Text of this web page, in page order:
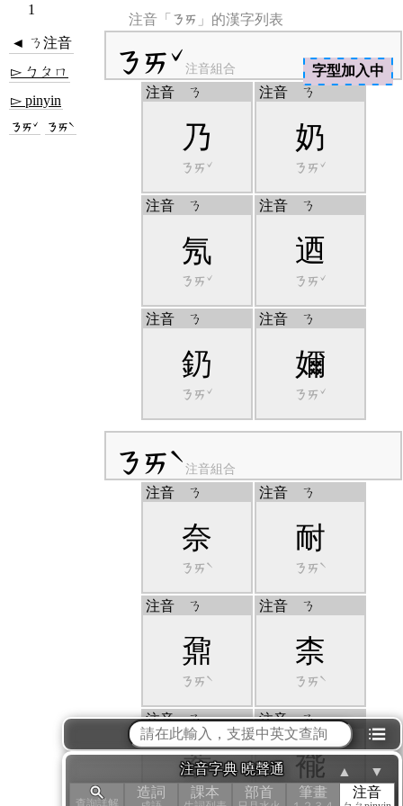
注音「 ㄋㄞ 」的漢字列表
◄ ㄋ注音
▻ ㄅㄆㄇ
▻ pinyin
ㄋㄞˇ
ㄋㄞˋ
ㄋㄞˇ注音組合
注音 ㄋ
乃
ㄋㄞˇ
注音 ㄋ
奶
ㄋㄞˇ
注音 ㄋ
氖
ㄋㄞˇ
注音 ㄋ
迺
ㄋㄞˇ
注音 ㄋ
釢
ㄋㄞˇ
注音 ㄋ
嬭
ㄋㄞˇ
ㄋㄞˋ注音組合
注音 ㄋ
奈
ㄋㄞˋ
注音 ㄋ
耐
ㄋㄞˋ
注音 ㄋ
鼐
ㄋㄞˋ
注音 ㄋ
柰
ㄋㄞˋ
注音 ㄋ
萘
ㄋㄞˋ
注音 ㄋ
褦
ㄋㄞˋ
⁝☰
注音字典 曉聲通
造詞 課本 部首 筆畫 注音
▲ ▼
1
字型加入中